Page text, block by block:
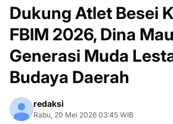
Dukung Atlet Besei
FBIM 2026, Dina
Generasi Muda
Budaya Daerah
redaksi
Rabu, 20 Mei 2026 03:45 WIB